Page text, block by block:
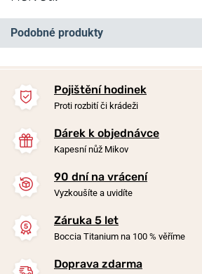
Podobné produkty
-20%
Náušnice Boccia Titanium
0534-01
Pojištění hodinek
Proti rozbití či krádeži
Dárek k objednávce
Kapesní nůž Mikov
90 dní na vrácení
Vyzkoušíte a uvidíte
Záruka 5 let
Boccia Titanium na 100 % věříme
Doprava zdarma